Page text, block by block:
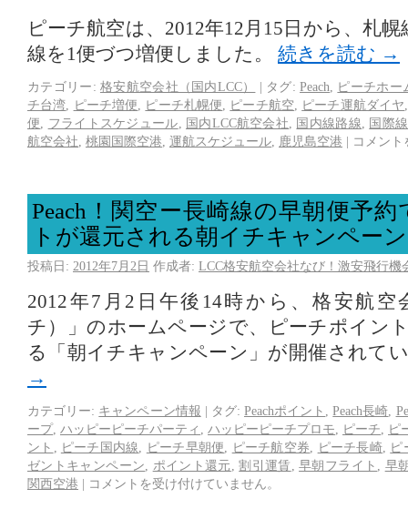
ピーチ航空は、2012年12月15日から、札
線を1便づつ増便しました。 続きを読む →
カテゴリー: 格安航空会社（国内LCC） | タグ: Peach
ピーチホー
チ台湾
ピーチ増便 ピーチ札幌便 ピーチ航空 ピーチ運航ダイヤ
便
フライトスケジュール 国内LCC航空会社 国内線路線
国際
航空会社 桃園国際空港 運航スケジュール 鹿児島空港 | コメン
Peach！関空ー長崎線の早朝便予
トが還元される朝イチキャンペー
投稿日: 2012年7月2日 作成者: LCC格安航空会社なび！激安飛行機
2012年7月2日午後14時から、格安航空
チ）」のホームページで、ピーチポイン
る「朝イチキャンペーン」が開催されて
→
カテゴリー: キャンペーン情報 | タグ: Peachポイント ,Peach長崎
ープ, ハッピーピーチパーティ ハッピーピーチプロモ ピーチ
ピ
ント
ピーチ国内線 ピーチ早朝便 ピーチ航空券 ピーチ長崎,
ピ
ゼントキャンペーン
ポイント還元 ,割引運賃 ,早朝フライト
早
関西空港 | コメントを受け付けていません。